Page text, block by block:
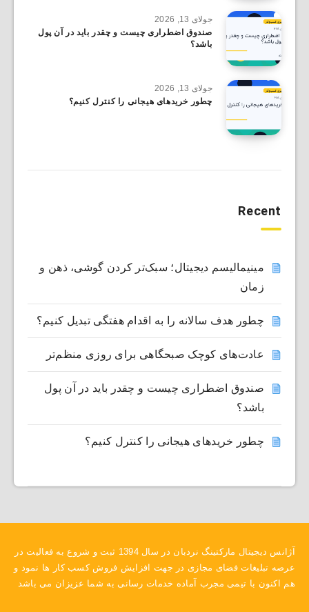
جولای 13, 2026
صندوق اضطراری چیست و چقدر باید در آن پول
باشد؟
جولای 13, 2026
چطور خریدهای هیجانی را کنترل کنیم؟
Recent
مینیمالیسم دیجیتال؛ سبک‌تر کردن گوشی، ذهن و
زمان
چطور هدف سالانه را به اقدام هفتگی تبدیل کنیم؟
عادت‌های کوچک صبحگاهی برای روزی منظم‌تر
صندوق اضطراری چیست و چقدر باید در آن پول
باشد؟
چطور خریدهای هیجانی را کنترل کنیم؟
آژانس دیجیتال مارکتینگ نردبان در سال 1394 ثبت و شروع به فعالیت در
عرصه تبلیغات فضای مجازی در جهت افزایش فروش کسب کار ها نمود و
هم اکنون با تیمی مجرب آماده خدمات رسانی به شما عزیزان می باشد